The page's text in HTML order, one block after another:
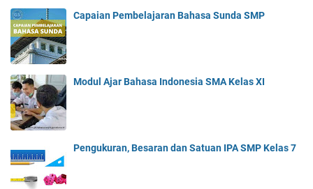
Capaian Pembelajaran Bahasa Sunda SMP
Modul Ajar Bahasa Indonesia SMA Kelas XI
Pengukuran, Besaran dan Satuan IPA SMP Kelas 7